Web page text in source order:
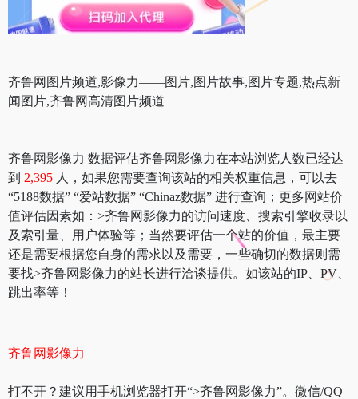
齐鲁网图片频道,影像力——图片,图片故事,图片专题,热点新
闻图片,齐鲁网高清图片频道
齐鲁网影像力 数据评估齐鲁网影像力在本站浏览人数已经达
到 2,395 人，如果您需要查询该站的相关权重信息，可以去
“5188数据” “爱站数据” “Chinaz数据” 进行查询；更多网站价
值评估因素如：>齐鲁网影像力的访问速度、搜索引擎收录以
及索引量、用户体验等；当然要评估一个站的价值，最主要
还是需要根据您自身的需求以及需要，一些确切的数据则需
要找>齐鲁网影像力的站长进行洽谈提供。如该站的IP、PV、
跳出率等！
齐鲁网影像力
打不开？建议用手机浏览器打开“>齐鲁网影像力”。微信/QQ